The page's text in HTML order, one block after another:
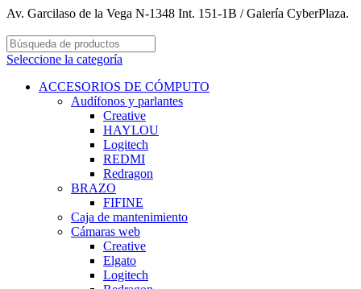
Av. Garcilaso de la Vega N-1348 Int. 151-1B / Galería CyberPlaza.
Seleccione la categoría
ACCESORIOS DE CÓMPUTO
Audífonos y parlantes
Creative
HAYLOU
Logitech
REDMI
Redragon
BRAZO
FIFINE
Caja de mantenimiento
Cámaras web
Creative
Elgato
Logitech